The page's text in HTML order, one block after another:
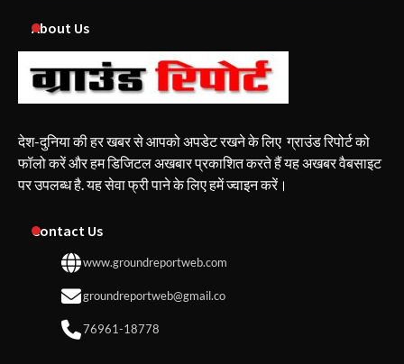
About Us
देश-दुनिया की हर खबर से आपको अपडेट रखने के लिए ग्राउंड रिपोर्ट को
फॉलो करें और हम डिजिटल अखबार प्रकाशित करते हैं यह अखबर वैबसाइट
पर उपलब्ध है. यह सेवा फ्री पाने के लिए हमें ज्वाइन करें।
Contact Us
www.groundreportweb.com
groundreportweb@gmail.co
76961-18778